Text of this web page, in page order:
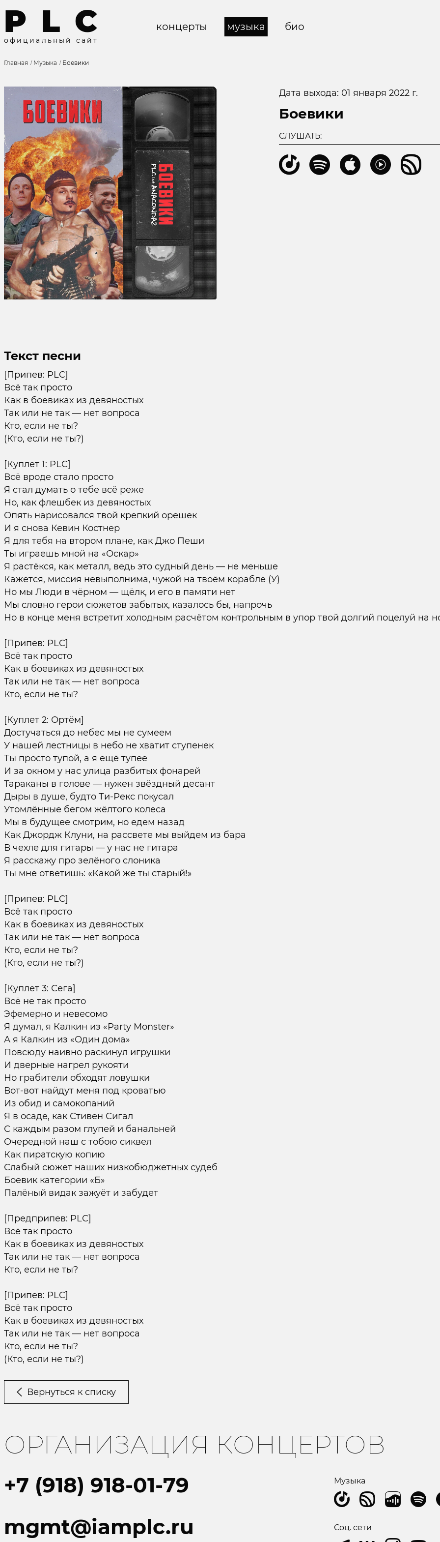
P L C
оф и ц и а л ь н ы й са й т
концерты музыка био
Главная Музыка Боевики
Дата выхода: 01 января 2022 г.
Боевики
СЛУШАТЬ:
Текст песни
[Припев: PLC]
Всё так просто
Как в боевиках из девяностых
Так или не так — нет вопроса
Кто, если не ты?
(Кто, если не ты?)
[Куплет 1: PLC]
Всё вроде стало просто
Я стал думать о тебе всё реже
Но, как флешбек из девяностых
Опять нарисовался твой крепкий орешек
И я снова Кевин Костнер
Я для тебя на втором плане, как Джо Пеши
Ты играешь мной на «Оскар»
Я растёкся, как металл, ведь это судный день — не меньше
Кажется, миссия невыполнима, чужой на твоём корабле (У)
Но мы Люди в чёрном — щёлк, и его в памяти нет
Мы словно герои сюжетов забытых, казалось бы, напрочь
Но в конце меня встретит холодным расчётом контрольным в упор твой долгий поцелуй на
[Припев: PLC]
Всё так просто
Как в боевиках из девяностых
Так или не так — нет вопроса
Кто, если не ты?
[Куплет 2: Ортём]
Достучаться до небес мы не сумеем
У нашей лестницы в небо не хватит ступенек
Ты просто тупой, а я ещё тупее
И за окном у нас улица разбитых фонарей
Тараканы в голове — нужен звёздный десант
Дыры в душе, будто Ти-Рекс покусал
Утомлённые бегом жёлтого колеса
Мы в будущее смотрим, но едем назад
Как Джордж Клуни, на рассвете мы выйдем из бара
В чехле для гитары — у нас не гитара
Я расскажу про зелёного слоника
Ты мне ответишь: «Какой же ты старый!»
[Припев: PLC]
Всё так просто
Как в боевиках из девяностых
Так или не так — нет вопроса
Кто, если не ты?
(Кто, если не ты?)
[Куплет 3: Сега]
Всё не так просто
Эфемерно и невесомо
Я думал, я Калкин из «Party Monster»
А я Калкин из «Один дома»
Повсюду наивно раскинул игрушки
И дверные нагрел рукояти
Но грабители обходят ловушки
Вот-вот найдут меня под кроватью
Из обид и самокопаний
Я в осаде, как Стивен Сигал
С каждым разом глупей и банальней
Очередной наш с тобою сиквел
Как пиратскую копию
Слабый сюжет наших низкобюджетных судеб
Боевик категории «Б»
Палёный видак зажуёт и забудет
[Предприпев: PLC]
Всё так просто
Как в боевиках из девяностых
Так или не так — нет вопроса
Кто, если не ты?
[Припев: PLC]
Всё так просто
Как в боевиках из девяностых
Так или не так — нет вопроса
Кто, если не ты?
(Кто, если не ты?)
Вернуться к списку
ОРГАНИЗАЦИЯ КОНЦЕРТОВ
+7 (918) 918-01-79
mgmt@iamplc.ru
Музыка
Соц. сети